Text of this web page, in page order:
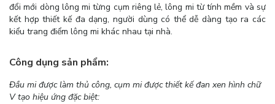
đổi mới dòng lông mi từng cụm riêng lẻ, lông mi từ tính mềm và sự
kết hợp thiết kế đa dạng, người dùng có thể dễ dàng tạo ra các
kiểu trang điểm lông mi khác nhau tại nhà.
Công dụng sản phẩm:
Đầu mi được làm thủ công, cụm mi được thiết kế đan xen hình chữ
V tạo hiệu ứng đặc biệt: